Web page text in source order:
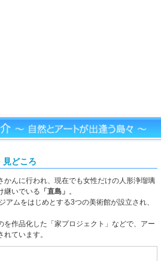
見どころ
かんに行われ、現在でも女性だけの人形浄瑠璃
継いでいる 「直島」 。
アムをはじめとする3つの美術館が設立され、
を作品化した「家プロジェクト」などで、アー
ています。